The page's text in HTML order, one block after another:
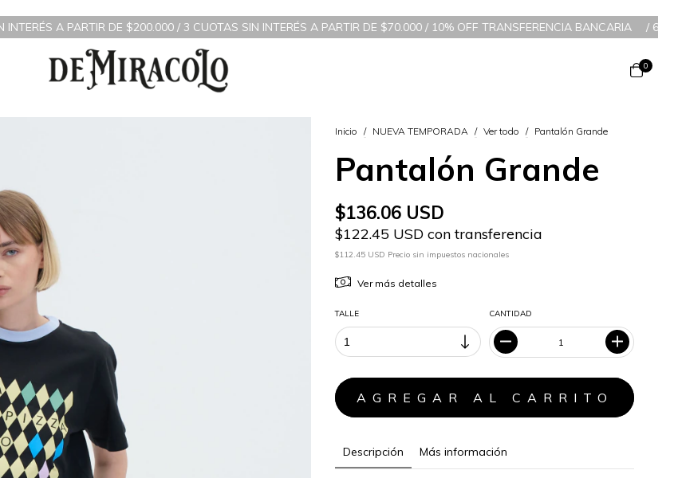
DE $200.000 / 3 CUOTAS SIN INTERÉS A PARTIR DE $70.000 / 10% OFF TRANSFERENCIA BANCARIA /6 CUOTAS SIN
0
Inicio / NUEVA TEMPORADA / Ver todo / Pantalón Grande
Pantalón Grande
$136.06 USD
$122.45 USD con transferencia
$112.45 USD Precio sin impuestos nacionales
Ver más detalles
TALLE CANTIDAD
Descripción Más información